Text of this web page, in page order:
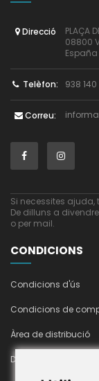
CONDICIONS
Condicions d'ús
Condicions de
Àrea de distribució
Declaració
Direcció
PLAÇA
08800
España
Telèfon: 938 140
Correu:
Si necessites ajuda,
De dilluns a
o per mail.